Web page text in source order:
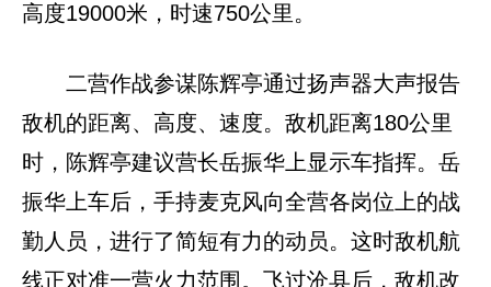
高度19000米，时速750公里。
二营作战参谋陈辉亭通过扬声器大声报告
敌机的距离、高度、速度。敌机距离180公里
时，陈辉亭建议营长岳振华上显示车指挥。岳
振华上车后，手持麦克风向全营各岗位上的战
勤人员，进行了简短有力的动员。这时敌机航
线正对准一营火力范围。飞过沧县后，敌机改